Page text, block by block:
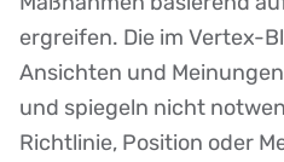
ergreifen. Die im Vertex-
Ansichten und
und spiegeln nicht
Richtlinie, Position oder